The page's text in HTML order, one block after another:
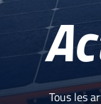
Tous les